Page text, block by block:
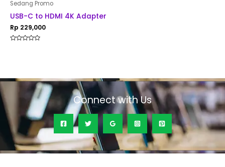
Sedang Promo
USB-C to HDMI 4K Adapter
Rp 229,000
Connect with Us